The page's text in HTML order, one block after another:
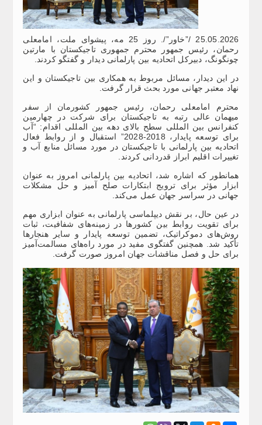
25.05.2026 /”خاور”/. روز 25 مه، پیشوای ملت، امامعلی
رحمان، رئیس جمهور محترم جمهوری تاجیکستان با مارتین
چونگونگ، دبیرکل اتحادیه بین پارلمانی دیدار و گفتگو کردند.
در این دیدار، مسائل مربوط به همکاری بین تاجیکستان و این
نهاد معتبر جهانی مورد بحث قرار گرفت.
محترم امامعلی رحمان، رئیس جمهور کشورمان از سفر
میهمان عالی رتبه به تاجیکستان برای شرکت در چهارمین
کنفرانس بین المللی سطح بالای دهه بین المللی اقدام: “آب
برای توسعه پایدار، 2018-2028” استقبال و از روابط فعال
اتحادیه بین پارلمانی با تاجیکستان در مورد مسائل منابع آب و
تغییرات اقلیم ابراز قدردانی کردند.
همانطور که اشاره شد، اتحادیه بین پارلمانی امروز به عنوان
ابزار مؤثر برای ترویج ابتکارات صلح آمیز و حل مشکلات
جهانی در سراسر جهان عمل می‌کند.
در عین حال، بر نقش دیپلماسی پارلمانی به عنوان ابزاری مهم
برای تقویت روابط بین کشورها در زمینه‌های شفافیت، ثبات
روش‌های دموکراتیک، تضمین توسعه پایدار و سایر هنجارها
تأکید شد. همچنین گفتگوی مفید در مورد راه‌های مسالمت‌آمیز
برای حل و فصل مناقشات جهان امروز صورت گرفت.